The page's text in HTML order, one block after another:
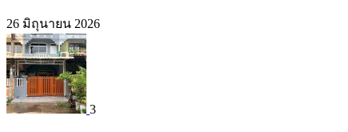
26 มิถุนายน 2026
3